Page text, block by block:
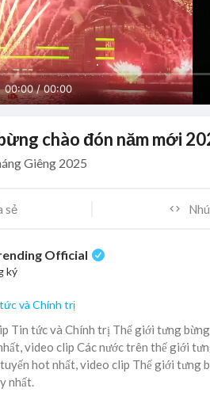
00:00 / 00:00
chào đón năm mới
Giêng 2025
sẻ
Official
ký
và Chính trị
Tin tức và Chính trị Thế giới tưng
video clip Các nước trên thế giới
hot nhất, video clip Thế giới tưng
nhất.